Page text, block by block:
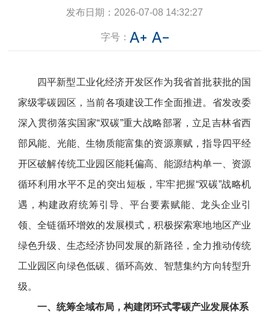
发布日期： 2026-07-08 14:32:27
字号：
四平新型工业化经济开发区作为我省首批获批的国
家级零碳园区，当前各项建设工作全面推进。省发改委
深入贯彻落实国家“双碳”重大战略部署，立足吉林省西
部风能、光能、生物质能富集的资源禀赋，指导四平经
开区破解传统工业园区能耗偏高、能源结构单一、资源
循环利用水平不足的突出短板，牢牢把握“双碳”战略机
遇，构建政府统筹引导、平台要素赋能、龙头企业引
领、全链循环增效的发展模式，积极探索寒地地区产业
绿色升级、生态经济协同发展的新路径，全力推动传统
工业园区向绿色低碳、循环高效、智慧集约方向转型升
级。
一、统筹全域布局，构建闭环式零碳产业发展体系